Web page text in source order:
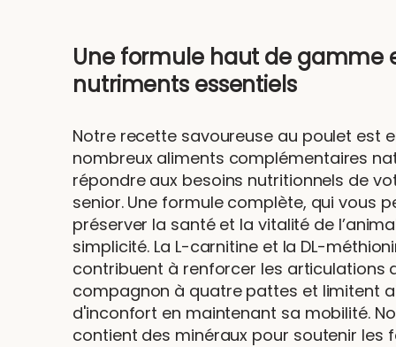
Une formule haut de gamme
nutriments essentiels
Notre recette savoureuse au poulet est
nombreux aliments complémentaires
répondre aux besoins nutritionnels de
senior. Une formule complète, qui vous
préserver la santé et la vitalité de
simplicité. La L-carnitine et la DL-
contribuent à renforcer les articulations
compagnon à quatre pattes et limitent
d'inconfort en maintenant sa mobilité.
contient des minéraux pour soutenir les